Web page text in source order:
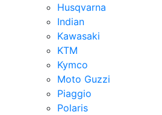
Husqvarna
Indian
Kawasaki
KTM
Kymco
Moto Guzzi
Piaggio
Polaris